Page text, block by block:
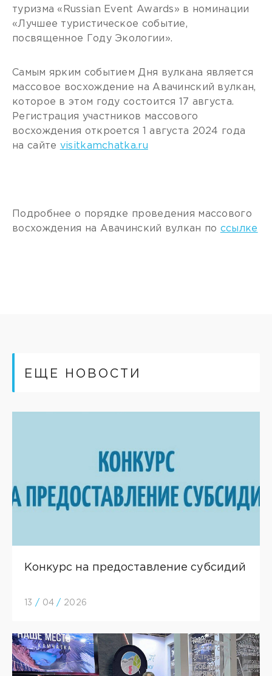
туризма «Russian Event Awards» в номинации
«Лучшее туристическое событие,
посвященное Году Экологии».
Самым ярким событием Дня вулкана является
массовое восхождение на Авачинский вулкан,
которое в этом году состоится 17 августа.
Регистрация участников массового
восхождения откроется 1 августа 2024 года
на сайте visitkamchatka.ru
Подробнее о порядке проведения массового
восхождения на Авачинский вулкан по ссылке
ЕЩЕ НОВОСТИ
Конкурс на предоставление субсидий
13 / 04 / 2026